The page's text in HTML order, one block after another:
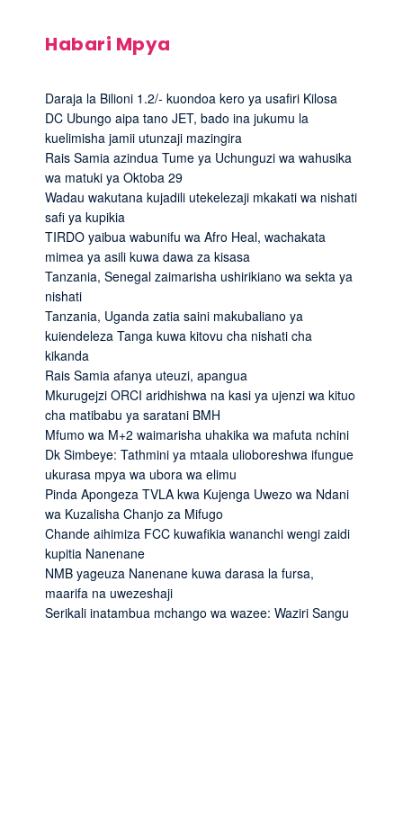
Habari Mpya
Daraja la Bilioni 1.2/- kuondoa kero ya usafiri Kilosa
DC Ubungo aipa tano JET, bado ina jukumu la
kuelimisha jamii utunzaji mazingira
Rais Samia azindua Tume ya Uchunguzi wa wahusika
wa matuki ya Oktoba 29
Wadau wakutana kujadili utekelezaji mkakati wa nishati
safi ya kupikia
TIRDO yaibua wabunifu wa Afro Heal, wachakata
mimea ya asili kuwa dawa za kisasa
Tanzania, Senegal zaimarisha ushirikiano wa sekta ya
nishati
Tanzania, Uganda zatia saini makubaliano ya
kuiendeleza Tanga kuwa kitovu cha nishati cha
kikanda
Rais Samia afanya uteuzi, apangua
Mkurugejzi ORCI aridhishwa na kasi ya ujenzi wa kituo
cha matibabu ya saratani BMH
Mfumo wa M+2 waimarisha uhakika wa mafuta nchini
Dk Simbeye: Tathmini ya mtaala ulioboreshwa ifungue
ukurasa mpya wa ubora wa elimu
Pinda Apongeza TVLA kwa Kujenga Uwezo wa Ndani
wa Kuzalisha Chanjo za Mifugo
Chande aihimiza FCC kuwafikia wananchi wengi zaidi
kupitia Nanenane
NMB yageuza Nanenane kuwa darasa la fursa,
maarifa na uwezeshaji
Serikali inatambua mchango wa wazee: Waziri Sangu